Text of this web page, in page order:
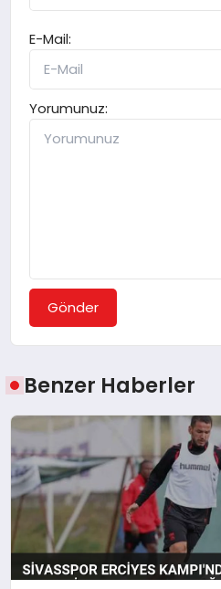
E-Mail:
Yorumunuz:
Gönder
Benzer Haberler